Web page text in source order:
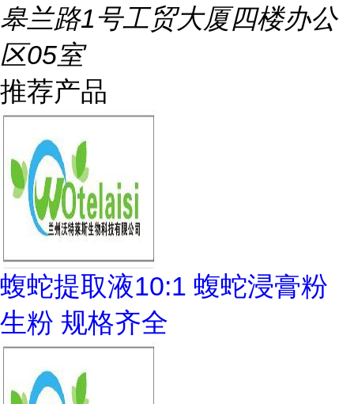
皋兰路1号工贸大厦四楼办公
区05室
推荐产品
蝮蛇提取液10:1 蝮蛇浸膏粉
生粉 规格齐全